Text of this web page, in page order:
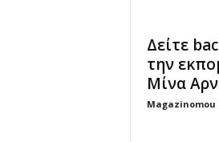
Δείτε
την
Μίνα
Magazinomou